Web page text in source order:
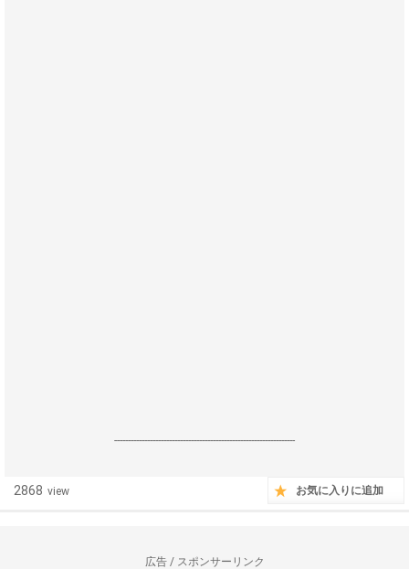
------------------------------------------------------------------
2868 view お気に入りに追加
広告 / スポンサーリンク